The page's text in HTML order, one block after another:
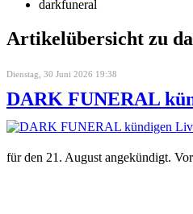
darkfuneral
Artikelübersicht zu
Dienstag, 30 Juni 2026 19:38
DARK FUNERAL
für den 21. August angekündigt.